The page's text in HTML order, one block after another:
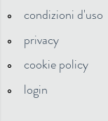
condizioni d'uso
privacy
cookie policy
login